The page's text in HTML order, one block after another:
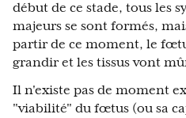
début de ce stade, tous les
majeurs se sont formés,
partir de ce moment, le
grandir et les tissus vont
Il n'existe pas de moment
"viabilité" du fœtus (ou sa